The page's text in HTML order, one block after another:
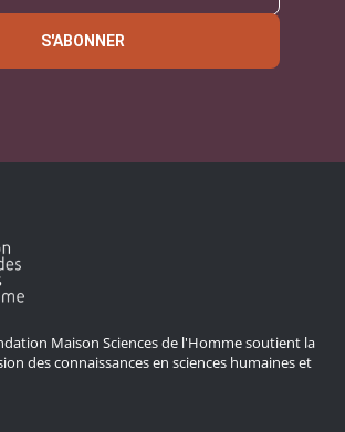
S'ABONNER
Maison Sciences de l'Homme soutient la
des connaissances en sciences humaines et